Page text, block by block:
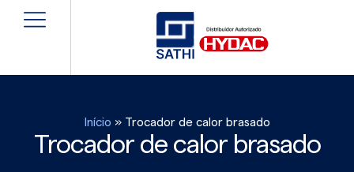
Início » Trocador de calor brasado
Trocador de calor brasado